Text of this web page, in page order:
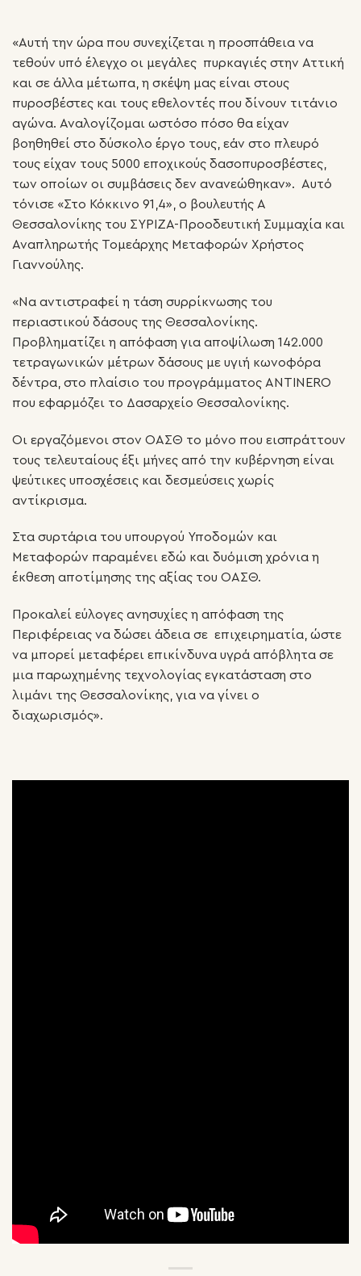
«Αυτή την ώρα που συνεχίζεται η προσπάθεια να
τεθούν υπό έλεγχο οι μεγάλες πυρκαγιές στην Αττική
και σε άλλα μέτωπα, η σκέψη μας είναι στους
πυροσβέστες και τους εθελοντές που δίνουν τιτάνιο
αγώνα. Αναλογίζομαι ωστόσο πόσο θα είχαν
βοηθηθεί στο δύσκολο έργο τους, εάν στο πλευρό
τους είχαν τους 5000 εποχικούς δασοπυροσβέστες,
των οποίων οι συμβάσεις δεν ανανεώθηκαν». Αυτό
τόνισε «Στο Κόκκινο 91,4», ο βουλευτής Α
Θεσσαλονίκης του ΣΥΡΙΖΑ-Προοδευτική Συμμαχία και
Αναπληρωτής Τομεάρχης Μεταφορών Χρήστος
Γιαννούλης.
«Να αντιστραφεί η τάση συρρίκνωσης του
περιαστικού δάσους της Θεσσαλονίκης.
Προβληματίζει η απόφαση για αποψίλωση 142.000
τετραγωνικών μέτρων δάσους με υγιή κωνοφόρα
δέντρα, στο πλαίσιο του προγράμματος ANTINERO
που εφαρμόζει το Δασαρχείο Θεσσαλονίκης.
Οι εργαζόμενοι στον ΟΑΣΘ το μόνο που εισπράττουν
τους τελευταίους έξι μήνες από την κυβέρνηση είναι
ψεύτικες υποσχέσεις και δεσμεύσεις χωρίς
αντίκρισμα.
Στα συρτάρια του υπουργού Υποδομών και
Μεταφορών παραμένει εδώ και δυόμιση χρόνια η
έκθεση αποτίμησης της αξίας του ΟΑΣΘ.
Προκαλεί εύλογες ανησυχίες η απόφαση της
Περιφέρειας να δώσει άδεια σε επιχειρηματία, ώστε
να μπορεί μεταφέρει επικίνδυνα υγρά απόβλητα σε
μια παρωχημένης τεχνολογίας εγκατάσταση στο
λιμάνι της Θεσσαλονίκης, για να γίνει ο
διαχωρισμός».